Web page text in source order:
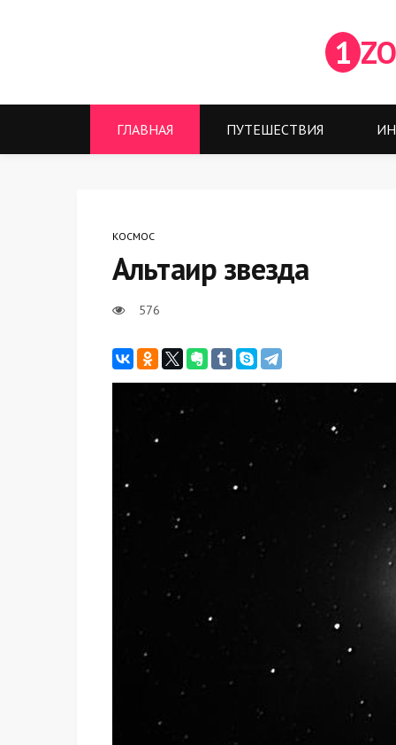
1
ГЛАВНАЯ ПУТЕШЕСТВИЯ
КОСМОС
Альтаир звезда
576